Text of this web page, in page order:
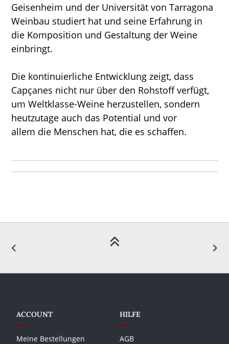
Geisenheim und der Universität von Tarragona
Weinbau studiert hat und seine Erfahrung in
die Komposition und Gestaltung der Weine
einbringt.
Die kontinuierliche Entwicklung zeigt, dass
Capçanes nicht nur über den Rohstoff verfügt,
um Weltklasse-Weine herzustellen, sondern
heutzutage auch das Potential und vor
allem die Menschen hat, die es schaffen.
ACCOUNT
Meine Bestellungen
HILFE
AGB